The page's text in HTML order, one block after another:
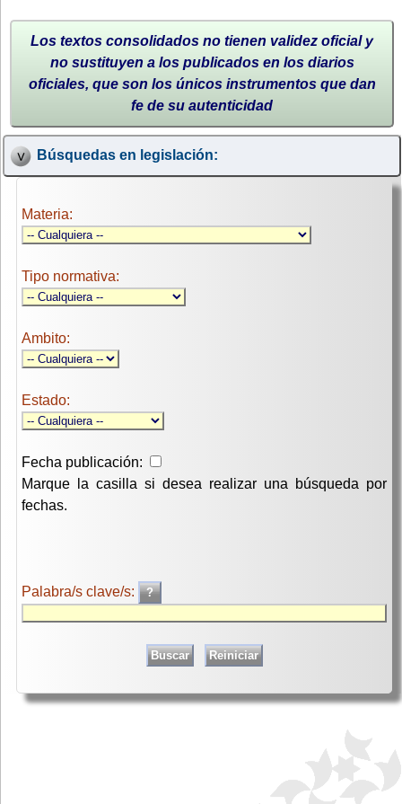
Los textos consolidados no tienen validez oficial y
no sustituyen a los publicados en los diarios
oficiales, que son los únicos instrumentos que dan
fe de su autenticidad
Búsquedas en legislación:
Materia:
Tipo normativa:
Ambito:
Estado:
Fecha publicación:
Marque la casilla si desea realizar una búsqueda por
fechas.
Palabra/s clave/s: